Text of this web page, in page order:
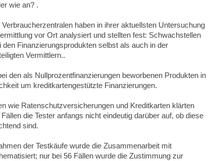
wie an? .
haben in ihrer aktuellsten Untersuchung
vor Ort analysiert und stellten fest: Schwachstellen
Finanzierungsprodukten selbst als auch in der
Vermittlern..
den als Nullprozentfinanzierungen beworbenen Produkten in
um kreditkartengestützte Finanzierungen.
wie Ratenschutzversicherungen und Kreditkarten klärten
die Tester anfangs nicht eindeutig darüber auf, ob diese
sind.
der Testkäufe wurde die Zusammenarbeit mit
nur bei 56 Fällen wurde die Zustimmung zur